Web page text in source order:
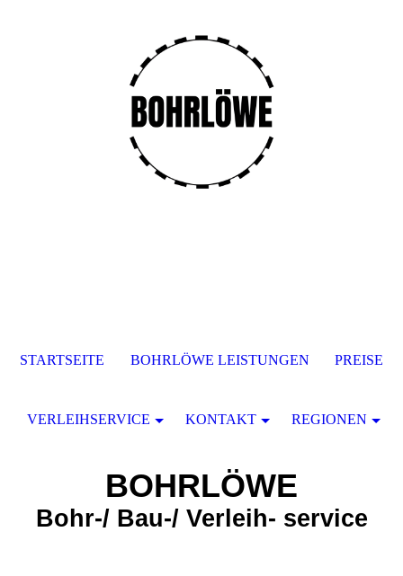
BOHRLÖWE
Bohr-/ Bau-/ Verleih- service
STARTSEITE BOHRLÖWE LEISTUNGEN PREISE
VERLEIHSERVICE KONTAKT REGIONEN